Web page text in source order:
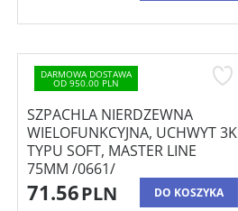
DARMOWA DOSTAWA
OD 950.00 PLN
SZPACHLA NIERDZEWNA
WIELOFUNKCYJNA, UCHWYT 3K
TYPU SOFT, MASTER LINE
75MM /0661/
71.56PLN DO KOSZYKA